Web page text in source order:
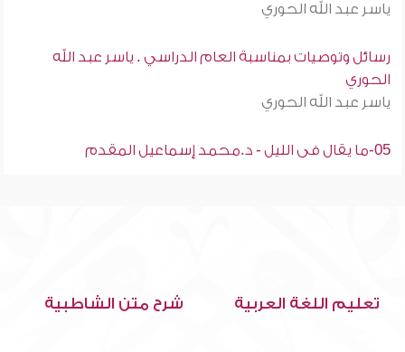
ياسر عبد الله الحوري
رسائل وتوصيات بمناسبة العام الدراسي . ياسر عبد الله
الحوري
ياسر عبد الله الحوري
05-ما يقال فى الليل - د.محمد إسماعيل المقدم
تعليم اللغة العربية شرح متن الشاطبية